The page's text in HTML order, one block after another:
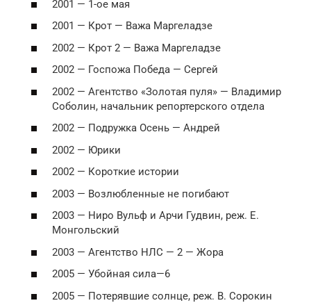
2001 — 1-ое мая
2001 — Крот — Важа Маргеладзе
2002 — Крот 2 — Важа Маргеладзе
2002 — Госпожа Победа — Сергей
2002 — Агентство «Золотая пуля» — Владимир
Соболин, начальник репортерского отдела
2002 — Подружка Осень — Андрей
2002 — Юрики
2002 — Короткие истории
2003 — Возлюбленные не погибают
2003 — Ниро Вульф и Арчи Гудвин, реж. Е.
Монгольский
2003 — Агентство НЛС — 2 — Жора
2005 — Убойная сила—6
2005 — Потерявшие солнце, реж. В. Сорокин